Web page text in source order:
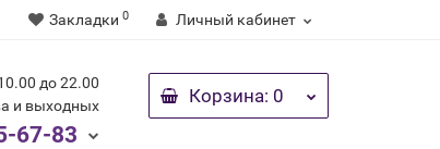
Закладки 0 Личный кабинет
до 22.00
и выходных
67-83
Корзина: 0